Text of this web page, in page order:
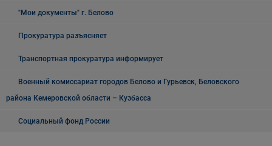
"Мои документы" г. Белово
Прокуратура разъясняет
Транспортная прокуратура информирует
Военный комиссариат городов Белово и Гурьевск, Беловского
района Кемеровской области – Кузбасса
Социальный фонд России